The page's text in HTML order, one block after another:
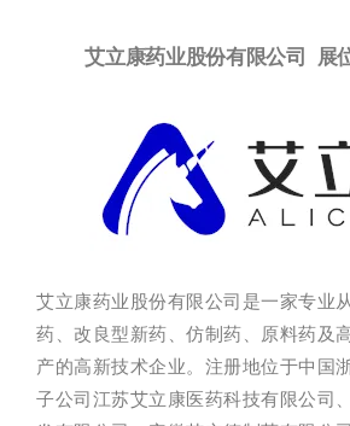
艾立康药业股份有限公司 展
艾立康药业股份有限公司是一家专业
药、改良型新药、仿制药、原料药及
产的高新技术企业。注册地位于中国
子公司江苏艾立康医药科技有限公司